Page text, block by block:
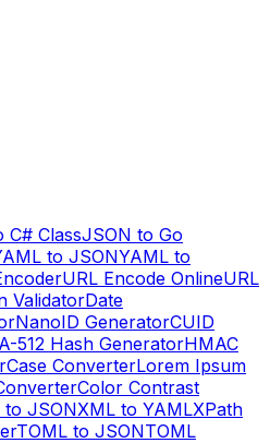
C# ClassJSON to Go
to JSONYAML to
URL Encode OnlineURL
ValidatorDate
NanoID GeneratorCUID
512 Hash GeneratorHMAC
Case ConverterLorem Ipsum
Color Contrast
to JSONXML to YAMLXPath
TOML to JSONTOML